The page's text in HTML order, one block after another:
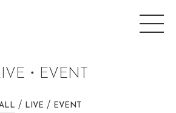
・EVENT
LIVE EVENT